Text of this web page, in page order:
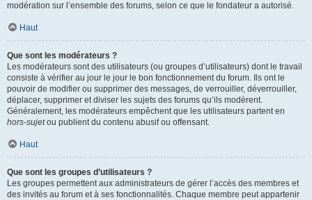
modération sur l’ensemble des forums, selon ce que le fondateur a autorisé.
Haut
Que sont les modérateurs ?
Les modérateurs sont des utilisateurs (ou groupes d’utilisateurs) dont le travail
consiste à vérifier au jour le jour le bon fonctionnement du forum. Ils ont le
pouvoir de modifier ou supprimer des messages, de verrouiller, déverrouiller,
déplacer, supprimer et diviser les sujets des forums qu’ils modèrent.
Généralement, les modérateurs empêchent que les utilisateurs partent en
hors-sujetou publient du contenu abusif ou offensant.
Haut
Que sont les groupes d’utilisateurs ?
Les groupes permettent aux administrateurs de gérer l’accès des membres et
des invités au forum et à ses fonctionnalités. Chaque membre peut appartenir